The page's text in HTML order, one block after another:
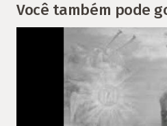
Você também pode